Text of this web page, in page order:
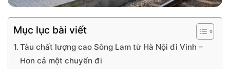
Mục lục bài viết
Tàu chất lượng cao Sông Lam từ Hà Nội đi Vinh –
Hơn cả một chuyến đi